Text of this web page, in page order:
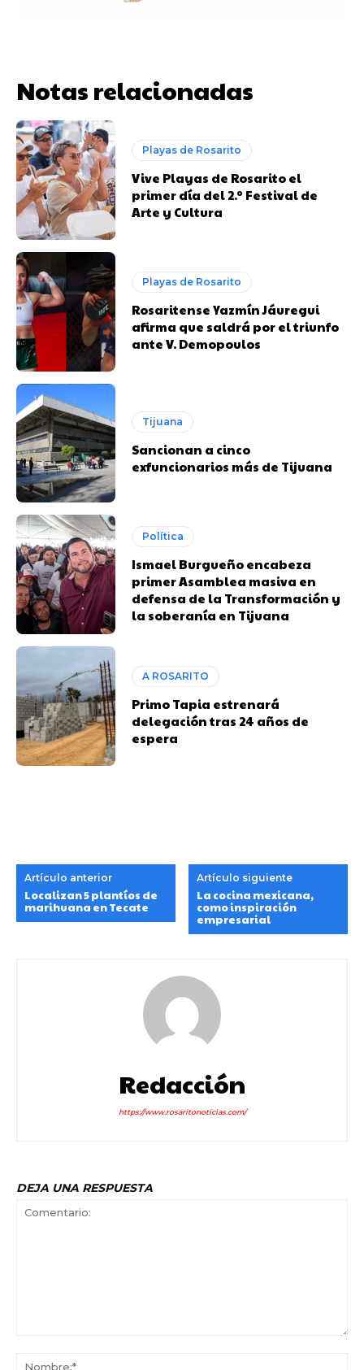
Notas relacionadas
Playas de Rosarito
Vive Playas de Rosarito el
primer día del 2.º Festival de
Arte y Cultura
Playas de Rosarito
Rosaritense Yazmín Jáuregui
afirma que saldrá por el triunfo
ante V. Demopoulos
Tijuana
Sancionan a cinco
exfuncionarios más de Tijuana
Política
Ismael Burgueño encabeza
primer Asamblea masiva en
defensa de la Transformación y
la soberanía en Tijuana
A ROSARITO
Primo Tapia estrenará
delegación tras 24 años de
espera
Artículo anterior
Localizan 5 plantíos de
marihuana en Tecate
Artículo siguiente
La cocina mexicana,
como inspiración
empresarial
Redacción
https://www.rosaritonoticias.com/
DEJA UNA RESPUESTA